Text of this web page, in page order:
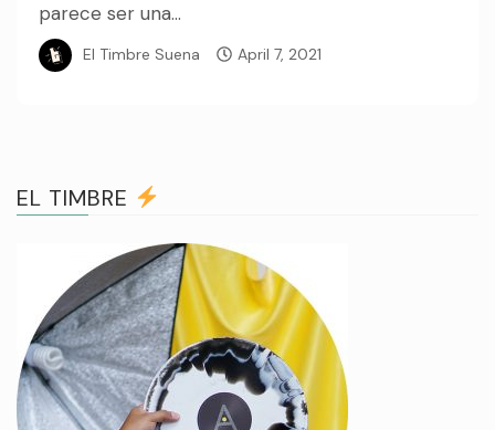
parece ser una...
El Timbre Suena April 7, 2021
EL TIMBRE